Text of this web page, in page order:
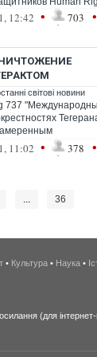
12:42 • 703 •
світові новини
737
11:02 • 378 •
... 36
• Культура • Наука •
(для